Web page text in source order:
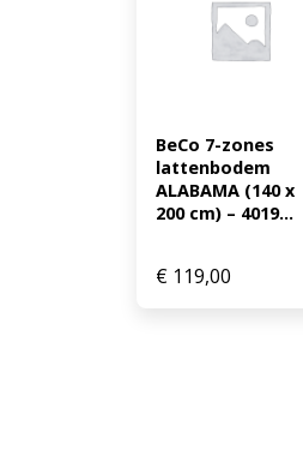
BeCo 7-zones
lattenbodem
ALABAMA (140 x
200 cm) – 4019...
€ 119,00